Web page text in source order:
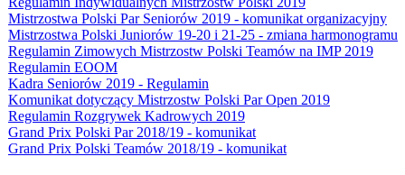
Mistrzostwa Polski Par Seniorów 2019 - komunikat organizacyjny
Mistrzostwa Polski Juniorów 19-20 i 21-25 - zmiana harmonogramu
Regulamin Zimowych Mistrzostw Polski Teamów na IMP 2019
Regulamin EOOM
Kadra Seniorów 2019 - Regulamin
Komunikat dotyczący Mistrzostw Polski Par Open 2019
Regulamin Rozgrywek Kadrowych 2019
Grand Prix Polski Par 2018/19 - komunikat
Grand Prix Polski Teamów 2018/19 - komunikat